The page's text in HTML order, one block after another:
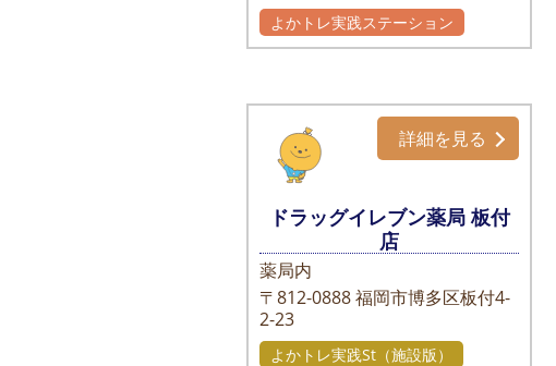
よかトレ実践ステーション
ドラッグイレブン薬局 板付
店
薬局内
〒812-0888福岡市博多区板付4-
2-23
詳細を見る
よかトレ実践St（施設版）